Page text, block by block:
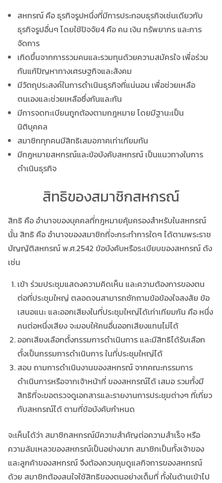
สหกรณ์ คือ ธุรกิจรูปหนึ่งที่มีการประกอบธุรกิจเช่นเดียวกับ
ธุรกิจรูปอื่นๆ โดยใช้ปัจจัย4 คือ คน เงิน ทรัพยากร และการ
จัดการ
เกิดขึ้นจากการรวมคนและรวมทุนด้วยความสมัครใจ เพื่อร่วม
กันแก้ปัญหาทางเศรษฐกิจและสังคม
มีวัตถุประสงค์ในการดำเนินธุรกิจที่แน่นอน เพื่อช่วยเหลือ
ตนเองและช่วยเหลือซึ่งกันและกัน
มีการจดทะเบียนถูกต้องตามกฎหมาย โดยมีฐานะเป็น
นิติบุคคล
สมาชิกทุกคนมีสิทธิเสมอภาคเท่าเทียมกัน
มีกฎหมายสหกรณ์และข้อบังคับสหกรณ์ เป็นแนวทางในการ
ดำเนินธุรกิจ
สิทธิของสมาชิกสหกรณ์
สิทธิ คือ อำนาจของบุคคลที่กฎหมายคุ้มครองสำหรับในสหกรณ์
นั้น สิทธิ คือ อำนาจของสมาชิกที่จะกระทำการใดๆ ได้ตามพระราช
บัญญัติสหกรณ์ พ.ศ.2542 ข้อบังคับหรือระเบียบของสหกรณ์ ดัง
เช่น
เข้า ร่วมประชุมแสดงความคิดเห็น และความต้องการของตน
ต่อที่ประชุมใหญ่ ตลอดจนสามารถซักถามข้อข้องใจสงสัย ข้อ
เสนอแนะ และออกเสียงในที่ประชุมใหญ่ได้เท่าเทียมกัน คือ หนึ่ง
คนต่อหนึ่งเสียง จะมอบให้คนอื่นออกเสียงแทนไม่ได้
ออกเสียงเลือกตั้งกรรมการดำเนินการ และมีสิทธิได้รับเลือก
ตั้งเป็นกรรมการดำเนินการ ในที่ประชุมใหญ่ได้
สอบ ถามการดำเนินงานของสหกรณ์ จากคณะกรรมการ
ดำเนินการหรือจากเจ้าหน้าที่ ของสหกรณ์ได้ เสมอ รวมทั้งมี
สิทธิที่จะขอตรวจดูเอกสารและรายงานการประชุมต่างๆ ที่เกี่ยว
กับสหกรณ์ได้ ตามที่ข้อบังคับกำหนด
จะเห็นได้ว่า สมาชิกสหกรณ์มีความสำคัญต่อความสำเร็จ หรือ
ความล้มเหลวของสหกรณ์เป็นอย่างมาก สมาชิกเป็นทั้งเจ้าของ
และลูกค้าของสหกรณ์ จึงต้องควบคุมดูแลกิจการของสหกรณ์
ด้วย สมาชิกต้องสนใจใช้สิทธิของตนอย่างเต็มที่ ทั้งในด้านเข้าไป